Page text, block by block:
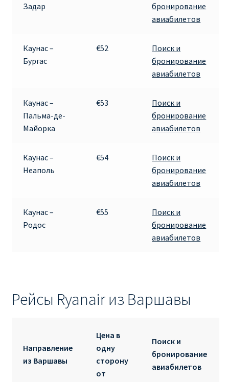
Задар
бронирование
авиабилетов
Каунас –
Бургас
€52
Поиск и
бронирование
авиабилетов
Каунас –
Пальма-де-
Майорка
€53
Поиск и
бронирование
авиабилетов
Каунас –
Неаполь
€54
Поиск и
бронирование
авиабилетов
Каунас –
Родос
€55
Поиск и
бронирование
авиабилетов
Рейсы Ryanair из Варшавы
Направление
из Варшавы
Цена в
одну
сторону
от
Поиск и
бронирование
авиабилетов